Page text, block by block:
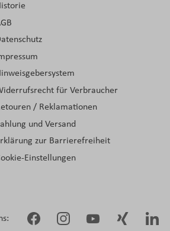
für Verbraucher
/ Reklamationen
und Versand
zur Barrierefreiheit
Einstellungen